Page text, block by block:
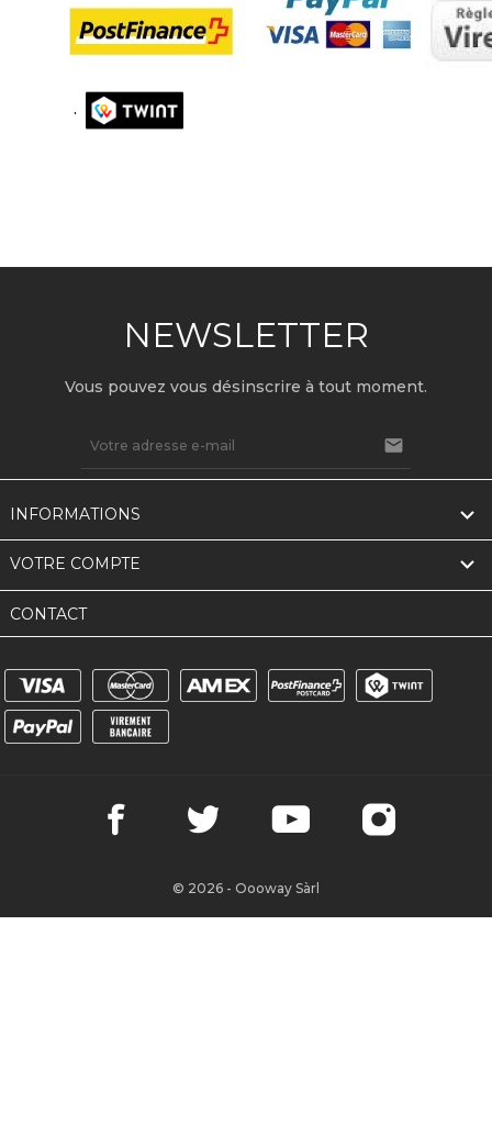
.
NEWSLETTER
Vous pouvez vous désinscrire à tout moment.

INFORMATIONS 
VOTRE COMPTE 
CONTACT
© 2026 - Oooway Sàrl